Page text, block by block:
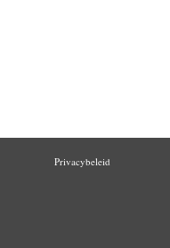
Privacybeleid